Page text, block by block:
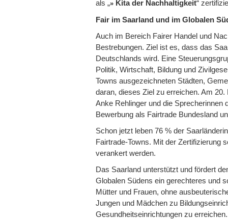
als „
Kita der Nachhaltigkeit“
Fair im Saarland und im Globalen
Auch im Bereich Fairer Handel und
Bestrebungen. Ziel ist es, dass das
Deutschlands wird. Eine
Politik, Wirtschaft, Bildung und
Towns ausgezeichneten Städten,
daran, dieses Ziel zu erreichen. Am
Anke Rehlinger und die Sprecherinnen
Bewerbung als Fairtrade Bundesland
Schon jetzt leben 76 % der
Fairtrade-Towns. Mit der Zertifizierung
verankert werden.
Das Saarland unterstützt und fördert
Globalen Südens ein gerechteres und
Mütter und Frauen, ohne
Jungen und Mädchen zu
Gesundheitseinrichtungen zu erreichen.